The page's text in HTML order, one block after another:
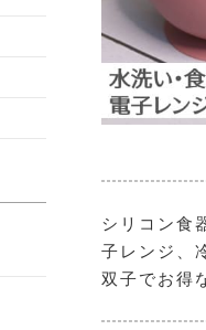
シリコン食
子レンジ、
双子でお得